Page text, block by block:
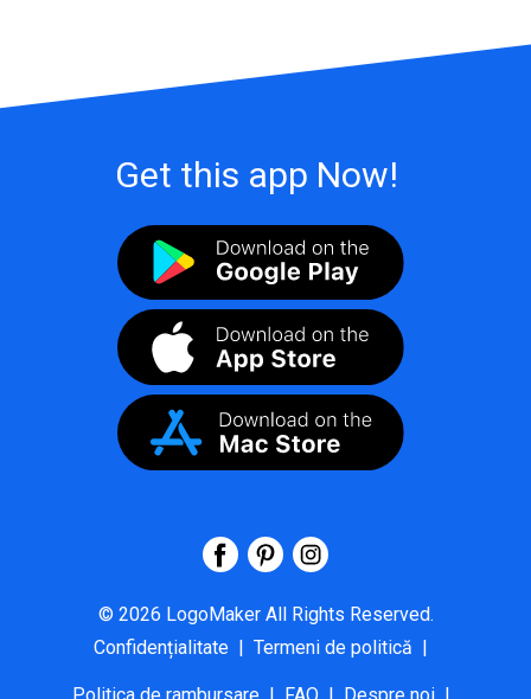
Get this app Now!
© 2026 LogoMaker All Rights Reserved.
Confidențialitate | Termeni de politică |